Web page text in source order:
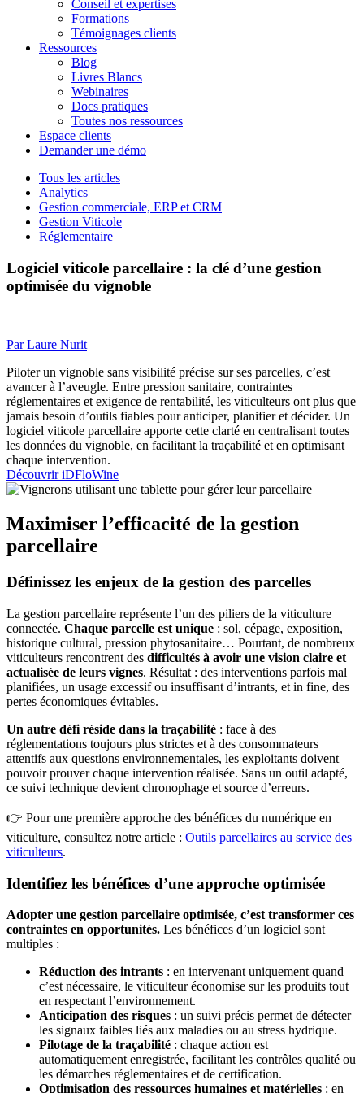
Conseil et expertises
Formations
Témoignages clients
Ressources
Blog
Livres Blancs
Webinaires
Docs pratiques
Toutes nos ressources
Espace clients
Demander une démo
Tous les articles
Analytics
Gestion commerciale, ERP et CRM
Gestion Viticole
Réglementaire
Logiciel viticole parcellaire : la clé d’une gestion
optimisée du vignoble
ParLaure Nurit
Piloter un vignoble sans visibilité précise sur ses parcelles, c’est
avancer à l’aveugle. Entre pression sanitaire, contraintes
réglementaires et exigence de rentabilité, les viticulteurs ont plus que
jamais besoin d’outils fiables pour anticiper, planifier et décider. Un
logiciel viticole parcellaire apporte cette clarté en centralisant toutes
les données du vignoble, en facilitant la traçabilité et en optimisant
chaque intervention.
Découvrir iDFloWine
Maximiser l’efficacité de la gestion
parcellaire
Définissez les enjeux de la gestion des parcelles
La gestion parcellaire représente l’un des piliers de la viticulture
connectée. Chaque parcelle est unique : sol, cépage, exposition,
historique cultural, pression phytosanitaire… Pourtant, de nombreux
viticulteurs rencontrent des difficultés à avoir une vision claire et
actualisée de leurs vignes. Résultat : des interventions parfois mal
planifiées, un usage excessif ou insuffisant d’intrants, et in fine, des
pertes économiques évitables.
Un autre défi réside dans la traçabilité : face à des
réglementations toujours plus strictes et à des consommateurs
attentifs aux questions environnementales, les exploitants doivent
pouvoir prouver chaque intervention réalisée. Sans un outil adapté,
ce suivi technique devient chronophage et source d’erreurs.
👉 Pour une première approche des bénéfices du numérique en
viticulture, consultez notre article : Outils parcellaires au service des
viticulteurs.
Identifiez les bénéfices d’une approche optimisée
Adopter une gestion parcellaire optimisée, c’est transformer ces
contraintes en opportunités. Les bénéfices d’un logiciel sont
multiples :
Réduction des intrants : en intervenant uniquement quand
c’est nécessaire, le viticulteur économise sur les produits tout
en respectant l’environnement.
Anticipation des risques : un suivi précis permet de détecter
les signaux faibles liés aux maladies ou au stress hydrique.
Pilotage de la traçabilité : chaque action est
automatiquement enregistrée, facilitant les contrôles qualité ou
les démarches réglementaires et de certification.
Optimisation des ressources humaines et matérielles : en